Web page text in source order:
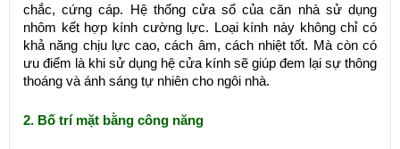
chắc, cứng cáp. Hệ thống cửa sổ của căn nhà sử dụng
nhôm kết hợp kính cường lực. Loại kính này không chỉ có
khả năng chịu lực cao, cách âm, cách nhiệt tốt. Mà còn có
ưu điểm là khi sử dụng hệ cửa kính sẽ giúp đem lại sự thông
thoáng và ánh sáng tự nhiên cho ngôi nhà.
2. Bố trí mặt bằng công năng